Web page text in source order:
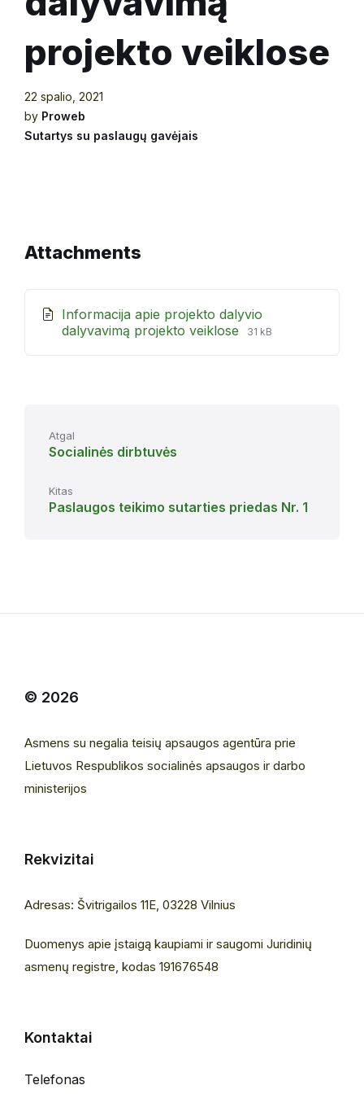
projekto veiklose
22 spalio, 2021
by Proweb
Sutartys su paslaugų gavėjais
Attachments
Informacija apie projekto dalyvio
dalyvavimą projekto veiklose File
File
31 kB
Atgal
Socialinės dirbtuvės
Kitas
Paslaugos teikimo sutarties priedas Nr. 1
© 2026
Asmens su negalia teisių apsaugos agentūra prie
Lietuvos Respublikos socialinės apsaugos ir darbo
ministerijos
Rekvizitai
Adresas: Švitrigailos 11E, 03228 Vilnius
Duomenys apie įstaigą kaupiami ir saugomi Juridinių
asmenų registre, kodas 191676548
Kontaktai
Telefonas